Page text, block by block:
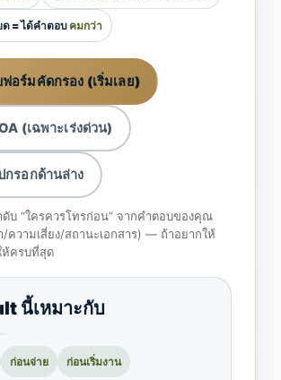
ด = ได้คำตอบ คมกว่า
อร์มคัดกรอง (เริ่มเลย)
(เฉพาะเร่งด่วน)
กรอกด้านล่าง
บ “ใครควรโทรก่อน” จากคำตอบของคุณ
/ความเสี่ยง/สถานะเอกสาร) — ถ้าอยากให้
ห้ครบที่สุด
นี้เหมาะกับ
ก่อนจ่าย ก่อนเริ่มงาน